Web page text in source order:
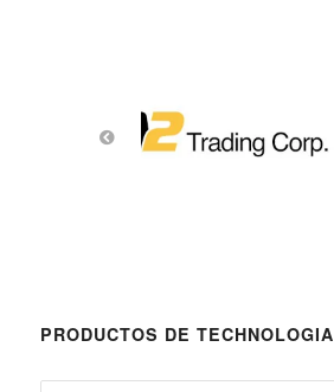
PRODUCTOS DE TECHNOLOGIA